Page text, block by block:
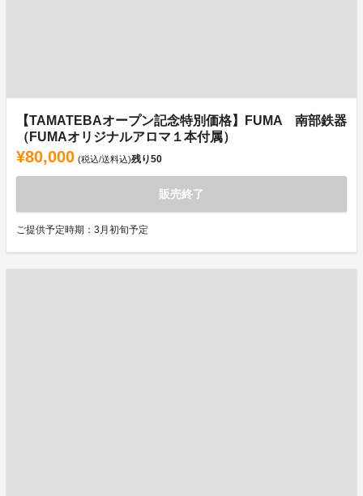
【TAMATEBAオープン記念特別価格】FUMA 南部鉄器
（FUMAオリジナルアロマ１本付属）
¥80,000 (税込/送料込)残り50
販売終了
ご提供予定時期：3月初旬予定